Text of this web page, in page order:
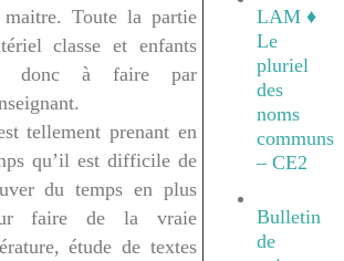
maitre. Toute la partie
classe et enfants
donc à faire par
tellement prenant en
qu’il est difficile de
du temps en plus
faire de la vraie
étude de textes
LAM ♦
Le
pluriel
des
noms
communs
– CE2
Bulletin
de